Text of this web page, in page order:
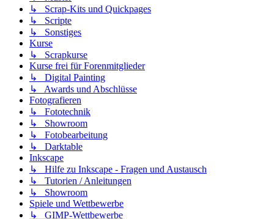
↳ Scrap-Kits und Quickpages
↳ Scripte
↳ Sonstiges
Kurse
↳ Scrapkurse
Kurse frei für Forenmitglieder
↳ Digital Painting
↳ Awards und Abschlüsse
Fotografieren
↳ Fototechnik
↳ Showroom
↳ Fotobearbeitung
↳ Darktable
Inkscape
↳ Hilfe zu Inkscape - Fragen und Austausch
↳ Tutorien / Anleitungen
↳ Showroom
Spiele und Wettbewerbe
↳ GIMP-Wettbewerbe